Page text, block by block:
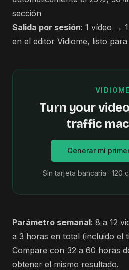
sección
Salida por sesión: 1 vídeo →
en el editor Vidiome, listo para
VIDIOME
Turn your
traffic
Generar mi
Sin tarjeta bancaria · 120
Parámetro semanal: 8 a 12
a 3 horas en total (incluido el
Compare con 32 a 60 horas
obtener el mismo resultado.